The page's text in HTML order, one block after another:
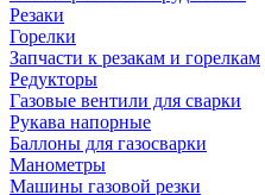
Резаки
Горелки
Запчасти к резакам и горелкам
Редукторы
Газовые вентили для сварки
Рукава напорные
Баллоны для газосварки
Манометры
Машины газовой резки